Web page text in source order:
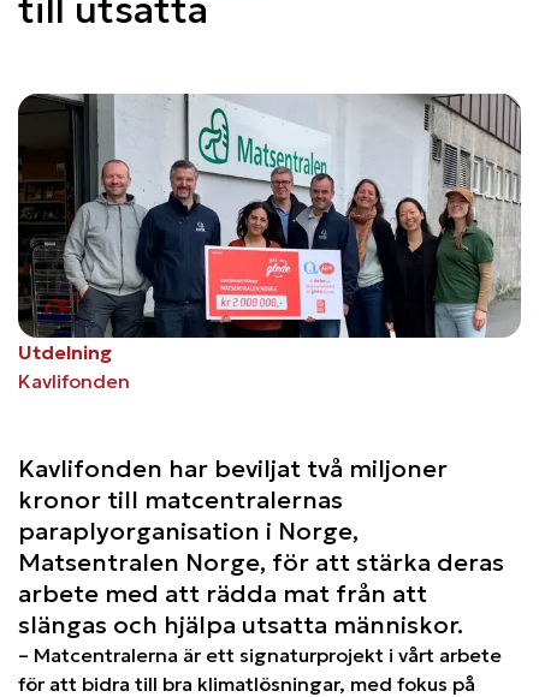
till utsatta
Utdelning
Kavlifonden
Kavlifonden har beviljat två miljoner
kronor till matcentralernas
paraplyorganisation i Norge,
Matsentralen Norge, för att stärka deras
arbete med att rädda mat från att
slängas och hjälpa utsatta människor.
– Matcentralerna är ett signaturprojekt i vårt arbete
för att bidra till bra klimatlösningar, med fokus på